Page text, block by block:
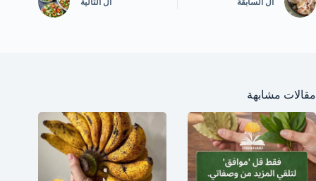
ال السابقة ال التالية
مقالات مشابهة